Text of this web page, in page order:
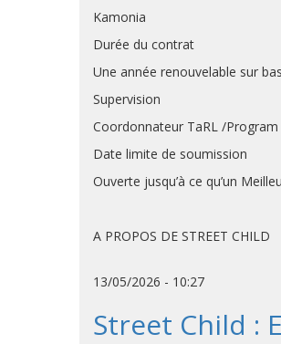
Kamonia
Durée du contrat
Une année renouvelable sur
Supervision
Coordonnateur TaRL /
Date limite de soumission
Ouverte jusqu’à ce qu’un
A PROPOS DE STREET CHILD
13/05/2026 - 10:27
Street Child :